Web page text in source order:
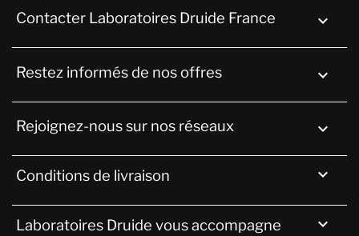
Contacter Laboratoires Druide France keyboard_arrow_down
Restez informés de nos offres 
Rejoignez-nous sur nos réseaux 
Conditions de livraison 
Laboratoires Druide vous accompagne 